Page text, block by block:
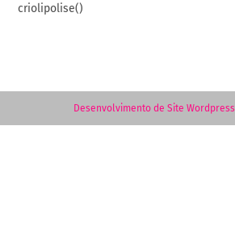
criolipolise()
Desenvolvimento de Site Wordpress